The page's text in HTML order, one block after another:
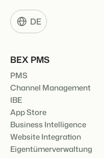
DE
BEX PMS
PMS
Channel Management
IBE
App Store
Business Intelligence
Website Integration
Eigentümerverwaltung